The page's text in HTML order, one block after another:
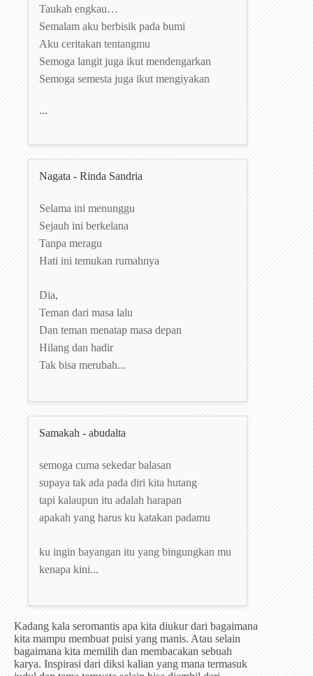
Taukah engkau…
Semalam aku berbisik pada bumi
Aku ceritakan tentangmu
Semoga langit juga ikut mendengarkan
Semoga semesta juga ikut mengiyakan
...
Nagata - Rinda Sandria
Selama ini menunggu
Sejauh ini berkelana
Tanpa meragu
Hati ini temukan rumahnya
Dia,
Teman dari masa lalu
Dan teman menatap masa depan
Hilang dan hadir
Tak bisa merubah...
Samakah - abudalta
semoga cuma sekedar balasan
supaya tak ada pada diri kita hutang
tapi kalaupun itu adalah harapan
apakah yang harus ku katakan padamu
ku ingin bayangan itu yang bingungkan mu
kenapa kini...
Kadang kala seromantis apa kita diukur dari bagaimana
kita mampu membuat puisi yang manis. Atau selain
bagaimana kita memilih dan membacakan sebuah
karya. Inspirasi dari diksi kalian yang mana termasuk